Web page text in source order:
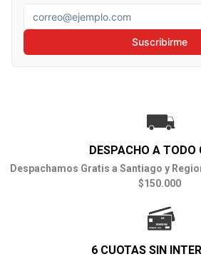
Correo electrónico
Suscribirme
DESPACHO A TODO
Despachamos Gratis a Santiago y
$150.000
6 CUOTAS SIN